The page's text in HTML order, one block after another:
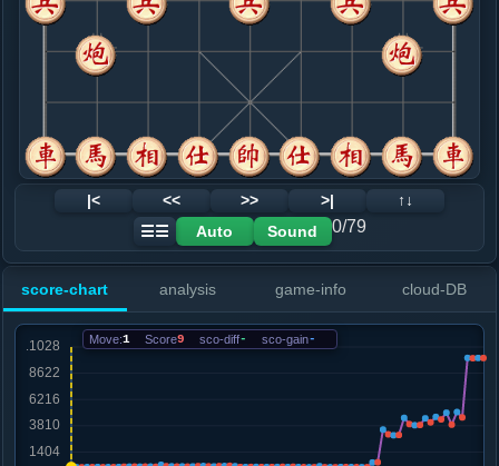
9. 相七进五
红+46
马三进四
.....马７进６
10. 仕六进五
红+98
马三进四
.....象７退５
红+90
红+68
马三进四
.....马６进７
红+84
12. 车二退二
红+62
红+80
13. 马三进四
红+108
.....象５进３
红+79
15. 炮八平七
.....象３退５
16. 车二进二
.....马６退７
|< << >> >|
↑↓
☰☰
Auto Sound 0/79
score-chart analysis game-info cloud-DB
Move:1 Score9 sco-diff- sco-gain-